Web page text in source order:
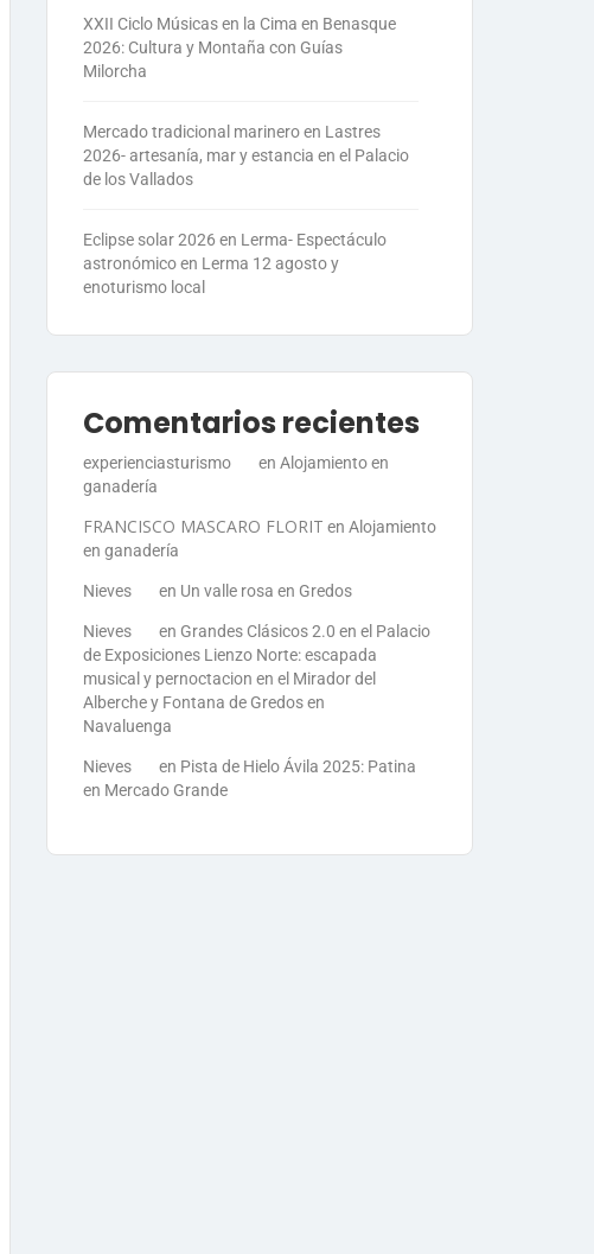
XXII Ciclo Músicas en la Cima en Benasque
2026: Cultura y Montaña con Guías
Milorcha
Mercado tradicional marinero en Lastres
2026- artesanía, mar y estancia en el Palacio
de los Vallados
Eclipse solar 2026 en Lerma- Espectáculo
astronómico en Lerma 12 agosto y
enoturismo local
Comentarios recientes
experienciasturismo en Alojamiento en
ganadería
FRANCISCO MASCARO FLORIT en Alojamiento
en ganadería
Nieves en Un valle rosa en Gredos
Nieves en Grandes Clásicos 2.0 en el Palacio
de Exposiciones Lienzo Norte: escapada
musical y pernoctacion en el Mirador del
Alberche y Fontana de Gredos en
Navaluenga
Nieves en Pista de Hielo Ávila 2025: Patina
en Mercado Grande